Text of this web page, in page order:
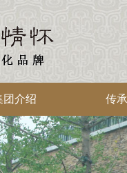
团介绍 传